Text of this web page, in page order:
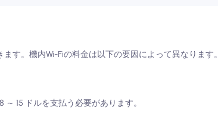
す。機内Wi-Fiの料金は以下の要因によって異なります。
15 ドルを支払う必要があります。